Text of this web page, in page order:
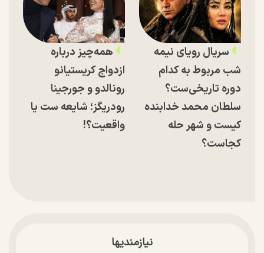
سریال رویای نیمه
شب مربوط به کدام
دوره تاریخی‌ست؟
سلطان محمد خدابنده
کیست و شهر حله
کجاست؟
همه‌چیز درباره
ازدواج کریستیانو
رونالدو و جورجینا
رودریگز؛ شایعه ست یا
واقعیت؟!
نیازمندیها